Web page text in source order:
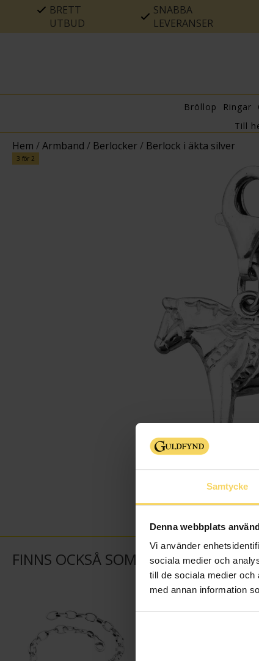
Samtycke
Denna webbplats
Vi använder
sociala medier och
till de sociala medier
med annan information
BRETT
UTBUD
SNABBA
LEVERANSER
Bröllop Ringar
Till
Hem /Armband / Berlocker/ Berlock i äkta silver
3 för 2
FINNS OCKSÅ SOM